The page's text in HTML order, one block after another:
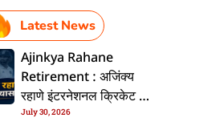
Latest News
Ajinkya Rahane
Retirement : अजिंक्य
रहाणे इंटरनेशनल क्रिकेट से
ललें संन्यास, सोशल मीडिया
July 30, 2026